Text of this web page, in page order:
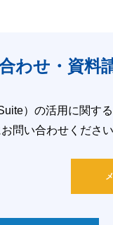
わせ・資料
）の活用に関する
問い合わせください